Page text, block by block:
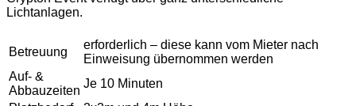
g
e
B
a
Lichtanlagen.
Betreuung
erforderlich – diese kann vom Mieter nach
Einweisung übernommen werden
Auf- &
Abbauzeiten
Je 10 Minuten